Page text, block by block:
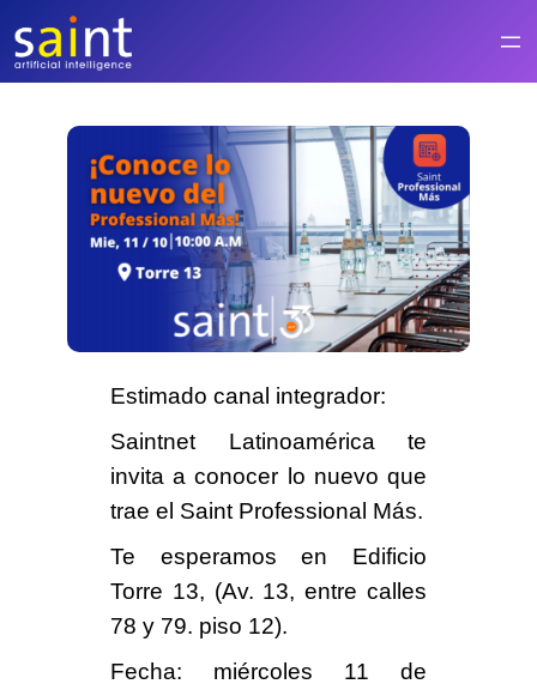
contenido
Estimado canal integrador:
Saintnet Latinoaméricate
invita a conocer lo nuevo que
trae el Saint Professional Más.
Te esperamos en Edificio
Torre 13, (Av. 13, entre calles
78 y 79. piso 12).
Fecha: miércoles 11 de